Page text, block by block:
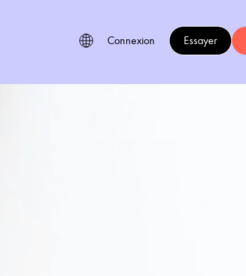
Connexion Essayer